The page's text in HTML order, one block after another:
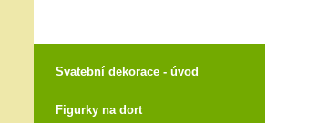
Svatební dekorace - úvod
Figurky na dort